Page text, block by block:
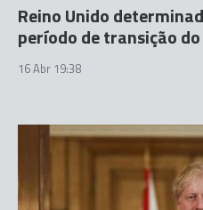
Reino Unido
período de transição
16 Abr 19:38